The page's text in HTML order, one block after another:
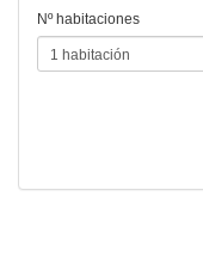
Nº habitaciones